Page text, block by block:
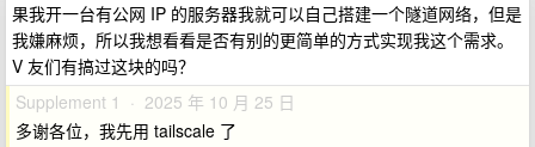
果我开一台有公网 IP 的服务器我就可以自己搭建一个隧道网络，但是
我嫌麻烦，所以我想看看是否有别的更简单的方式实现我这个需求。
V 友们有搞过这块的吗？
Supplement 1 · 2025 年 10 月 25 日
多谢各位，我先用 tailscale 了